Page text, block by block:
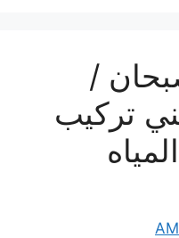
/
/ فني تركيب